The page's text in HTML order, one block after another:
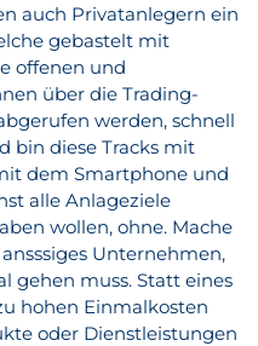
auch Privatanlegern ein
gebastelt mit
offenen und
über die Trading-
werden, schnell
bin diese Tracks mit
dem Smartphone und
alle Anlageziele
wollen, ohne. Mache
Unternehmen,
gehen muss. Statt eines
hohen Einmalkosten
oder Dienstleistungen